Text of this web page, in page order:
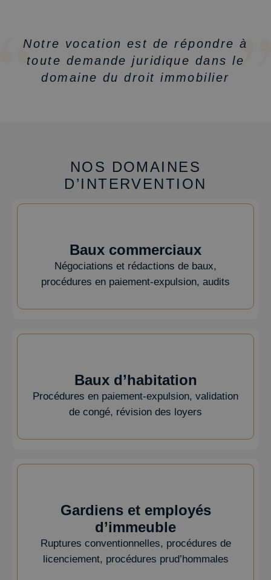
Notre vocation est de répondre à
toute demande juridique dans le
domaine du droit immobilier
NOS DOMAINES
D’INTERVENTION
Baux commerciaux
Négociations et rédactions de baux,
procédures en paiement-expulsion, audits
Baux d’habitation
Procédures en paiement-expulsion, validation
de congé, révision des loyers
Gardiens et employés
d’immeuble
Ruptures conventionnelles, procédures de
licenciement, procédures prud’hommales